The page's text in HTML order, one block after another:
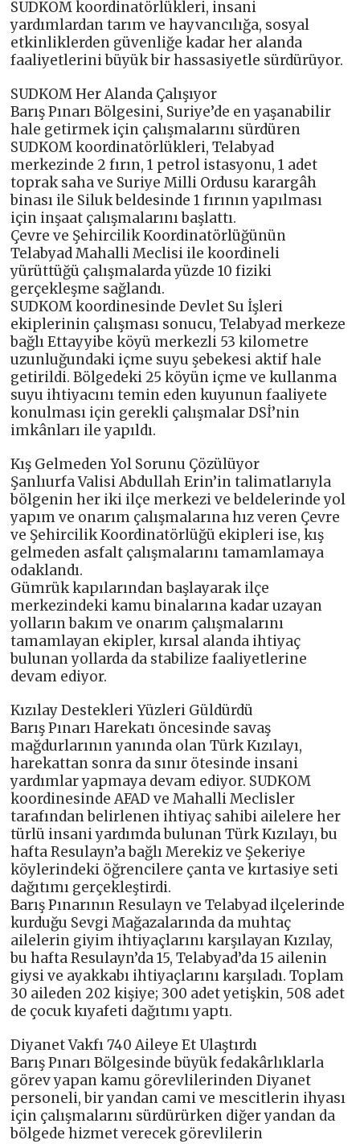
SUDKOM koordinatörlükleri, insani
yardımlardan tarım ve hayvancılığa, sosyal
etkinliklerden güvenliğe kadar her alanda
faaliyetlerini büyük bir hassasiyetle sürdürüyor.
SUDKOM Her Alanda Çalışıyor
Barış Pınarı Bölgesini, Suriye’de en yaşanabilir
hale getirmek için çalışmalarını sürdüren
SUDKOM koordinatörlükleri, Telabyad
merkezinde 2 fırın, 1 petrol istasyonu, 1 adet
toprak saha ve Suriye Milli Ordusu karargâh
binası ile Siluk beldesinde 1 fırının yapılması
için inşaat çalışmalarını başlattı.
Çevre ve Şehircilik Koordinatörlüğünün
Telabyad Mahalli Meclisi ile koordineli
yürüttüğü çalışmalarda yüzde 10 fiziki
gerçekleşme sağlandı.
SUDKOM koordinesinde Devlet Su İşleri
ekiplerinin çalışması sonucu, Telabyad merkeze
bağlı Ettayyibe köyü merkezli 53 kilometre
uzunluğundaki içme suyu şebekesi aktif hale
getirildi. Bölgedeki 25 köyün içme ve kullanma
suyu ihtiyacını temin eden kuyunun faaliyete
konulması için gerekli çalışmalar DSİ’nin
imkânları ile yapıldı.
Kış Gelmeden Yol Sorunu Çözülüyor
Şanlıurfa Valisi Abdullah Erin’in talimatlarıyla
bölgenin her iki ilçe merkezi ve beldelerinde yol
yapım ve onarım çalışmalarına hız veren Çevre
ve Şehircilik Koordinatörlüğü ekipleri ise, kış
gelmeden asfalt çalışmalarını tamamlamaya
odaklandı.
Gümrük kapılarından başlayarak ilçe
merkezindeki kamu binalarına kadar uzayan
yolların bakım ve onarım çalışmalarını
tamamlayan ekipler, kırsal alanda ihtiyaç
bulunan yollarda da stabilize faaliyetlerine
devam ediyor.
Kızılay Destekleri Yüzleri Güldürdü
Barış Pınarı Harekatı öncesinde savaş
mağdurlarının yanında olan Türk Kızılayı,
harekattan sonra da sınır ötesinde insani
yardımlar yapmaya devam ediyor. SUDKOM
koordinesinde AFAD ve Mahalli Meclisler
tarafından belirlenen ihtiyaç sahibi ailelere her
türlü insani yardımda bulunan Türk Kızılayı, bu
hafta Resulayn’a bağlı Merekiz ve Şekeriye
köylerindeki öğrencilere çanta ve kırtasiye seti
dağıtımı gerçekleştirdi.
Barış Pınarının Resulayn ve Telabyad ilçelerinde
kurduğu Sevgi Mağazalarında da muhtaç
ailelerin giyim ihtiyaçlarını karşılayan Kızılay,
bu hafta Resulayn’da 15, Telabyad’da 15 ailenin
giysi ve ayakkabı ihtiyaçlarını karşıladı. Toplam
30 aileden 202 kişiye; 300 adet yetişkin, 508 adet
de çocuk kıyafeti dağıtımı yaptı.
Diyanet Vakfı 740 Aileye Et Ulaştırdı
Barış Pınarı Bölgesinde büyük fedakârlıklarla
görev yapan kamu görevlilerinden Diyanet
personeli, bir yandan cami ve mescitlerin ihyası
için çalışmalarını sürdürürken diğer yandan da
bölgede hizmet verecek görevlilerin